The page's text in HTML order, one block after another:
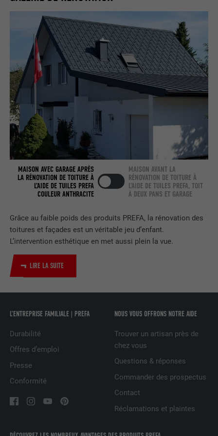
Grâce au faible poids des produits PREFA, la rénovation des
toitures et façades est un véritable jeu d’enfant.
L’intervention esthétique en met aussi plein la vue.
LIRE LA SUITE
MAISON AVEC GARAGE APRÈS
LA RÉNOVATION DE TOITURE À
L’AIDE DE TUILES PREFA
COULEUR ANTHRACITE
MAISON AVANT LA
RÉNOVATION DE TOITURE À
L’AIDE DE TUILES PREFA, TOIT
À DEUX PANS ET GARAGE
L’ENTREPRISE FAMILIALE | PREFA
Durabilité
Offres d’emploi
Presse
Conformité
NOUS VOUS OFFRONS NOTRE AIDE
Trouver un artisan près de
chez vous
Questions & réponses
Commander des prospectus
Contact
Réclamations et plaintes
UTILITÉ
Utilisé par LinkedIn lorsqu'un site
Internet contient une fenêtre « Suivez-
nous » intégrée.
NOM bcookie
FOURNISSEUR LinkedIn
EXPIRATION
UTILITÉ
Utilisé par le service de réseau social
LinkedIn pour suivre l'utilisation de
services intégrés.
NOM bscookie
FOURNISSEUR LinkedIn
EXPIRATION 2 ans
UTILITÉ
Utilisé par le service de réseau social
FOURNISSEUR LinkedIn
UTILITÉ
Est utilisé pour suivre l'utilisateur sur
plusieurs sites Internet afin d'afficher de